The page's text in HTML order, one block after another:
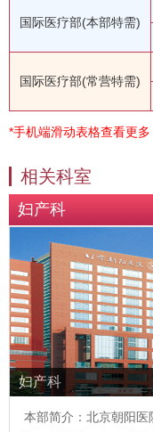
国际医疗部(本部特需)
国际医疗部(常营特需)
*手机端滑动表格查看更多
相关科室
妇产科
妇产科
本部简介：北京朝阳